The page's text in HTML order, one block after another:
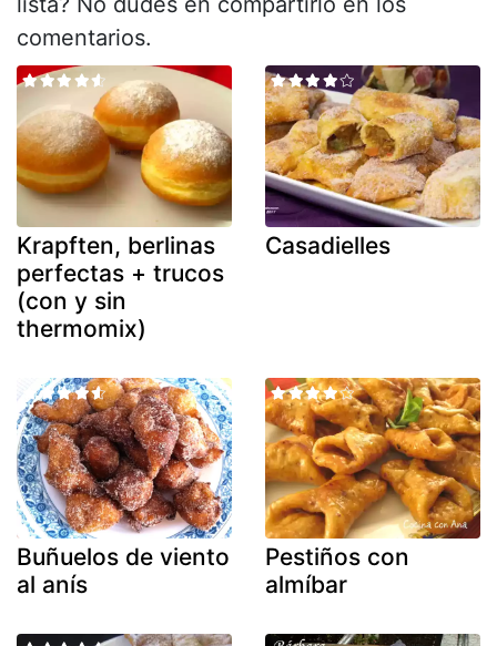
comentarios.
Krapften, berlinas
perfectas + trucos
(con y sin
thermomix)
Casadielles
Buñuelos de viento
al anís
Pestiños con
almíbar